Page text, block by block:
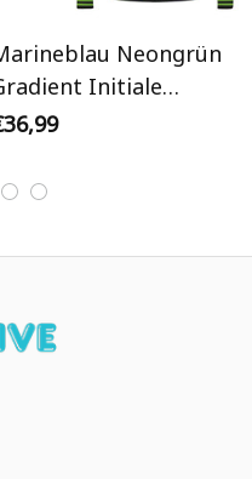
Neongrün
Initiale
Varsity